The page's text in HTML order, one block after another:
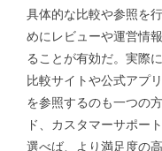
具体的な比較や参照を
めにレビューや運営情
ることが有効だ。実際
比較サイトや公式アプ
を参照するのも一つの
ド、カスタマーサポー
選べば、より満足度の